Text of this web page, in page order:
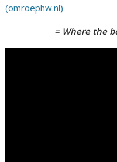
(omroephw.nl)
= Where the